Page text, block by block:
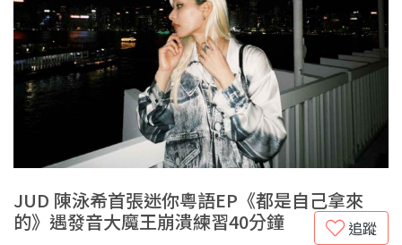
JUD 陳泳希首張迷你粵語EP《都是自己拿來
的》遇發音大魔王崩潰練習40分鐘
追蹤